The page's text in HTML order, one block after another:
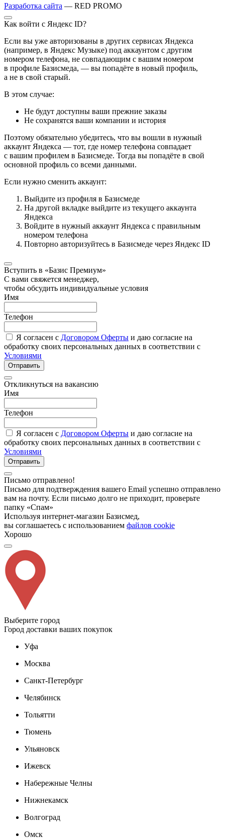
Разработка сайта — RED PROMO
Как войти с Яндекс ID?
Если вы уже авторизованы в других сервисах Яндекса
(например, в Яндекс Музыке) под аккаунтом с другим
номером телефона, не совпадающим с вашим номером
в профиле Базисмеда, — вы попадёте в новый профиль,
а не в свой старый.
В этом случае:
Не будут доступны ваши прежние заказы
Не сохранятся ваши компании и история
Поэтому обязательно убедитесь, что вы вошли в нужный
аккаунт Яндекса — тот, где номер телефона совпадает
с вашим профилем в Базисмеде. Тогда вы попадёте в свой
основной профиль со всеми данными.
Если нужно сменить аккаунт:
Выйдите из профиля в Базисмеде
На другой вкладке выйдите из текущего аккаунта
Яндекса
Войдите в нужный аккаунт Яндекса с правильным
номером телефона
Повторно авторизуйтесь в Базисмеде через Яндекс ID
Вступить в «Базис Премиум»
С вами свяжется менеджер,
чтобы обсудить индивидуальные условия
Имя
Телефон
Я согласен с Договором Оферты и даю согласие на
обработку своих персональных данных в соответствии с
Условиями
Отправить
Откликнуться на вакансию
Имя
Телефон
Я согласен с Договором Оферты и даю согласие на
обработку своих персональных данных в соответствии с
Условиями
Отправить
Письмо отправлено!
Письмо для подтверждения вашего Email успешно отправлено
вам на почту. Если письмо долго не приходит, проверьте
папку «Спам»
Используя интернет-магазин Базисмед,
вы соглашаетесь с использованием файлов cookie
Хорошо
Выберите город
Город доставки ваших покупок
Уфа
Москва
Санкт-Петербург
Челябинск
Тольятти
Тюмень
Ульяновск
Ижевск
Набережные Челны
Нижнекамск
Волгоград
Омск